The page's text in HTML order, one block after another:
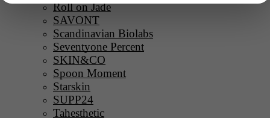
Roll on Jade
SAVONT
Scandinavian Biolabs
Seventyone Percent
SKIN&CO
Spoon Moment
Starskin
SUPP24
Tahesthetic